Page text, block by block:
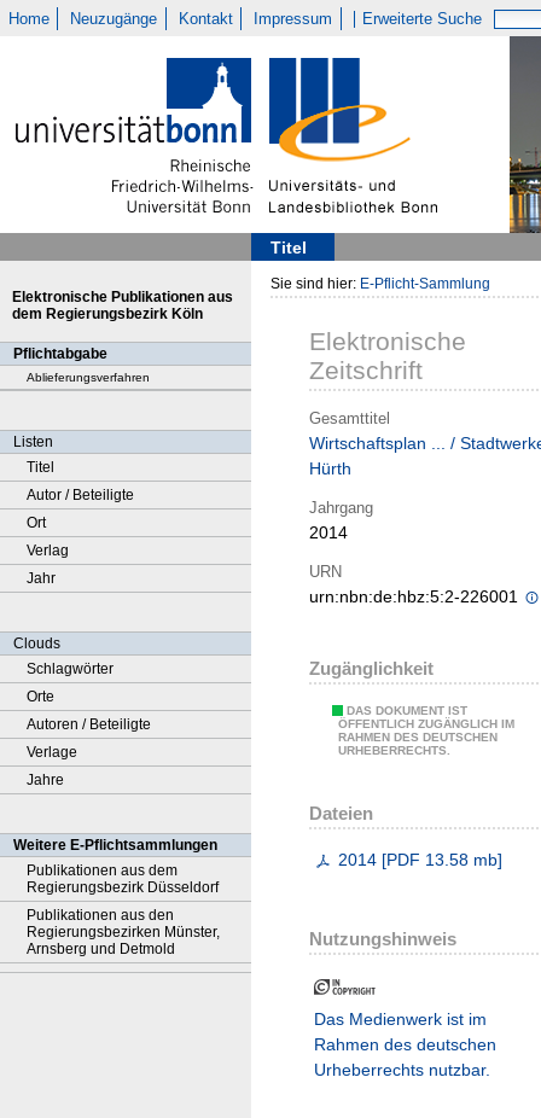
Home Neuzugänge Kontakt Impressum Erweiterte Suche
Titel
Elektronische Publikationen aus
dem Regierungsbezirk Köln
Pflichtabgabe
Ablieferungsverfahren
Listen
Titel
Autor / Beteiligte
Ort
Verlag
Jahr
Clouds
Schlagwörter
Orte
Autoren / Beteiligte
Verlage
Jahre
Weitere E-Pflichtsammlungen
Publikationen aus dem
Regierungsbezirk Düsseldorf
Publikationen aus den
Regierungsbezirken Münster,
Arnsberg und Detmold
Sie sind hier: E-Pflicht-Sammlung
Elektronische
Zeitschrift
Gesamttitel
Wirtschaftsplan ... /
Hürth
Jahrgang
2014
URN
urn:nbn:de:hbz:5:2-226001
Zugänglichkeit
DAS DOKUMENT IST
ÖFFENTLICH ZUGÄNGLICH IM
RAHMEN DES DEUTSCHEN
URHEBERRECHTS.
Dateien
2014 [PDF 13.58 mb]
Nutzungshinweis
Das Medienwerk ist im
Rahmen des deutschen
Urheberrechts nutzbar.